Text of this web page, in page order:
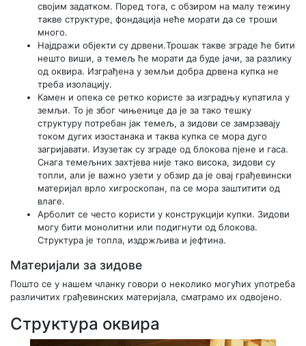
својим задатком. Поред тога, с обзиром на малу тежину
такве структуре, фондација неће морати да се троши
много.
Најдражи објекти су дрвени.Трошак такве зграде ће бити
нешто виши, а темељ ће морати да буде јачи, за разлику
од оквира. Изграђена у земљи добра дрвена купка не
треба изолацију.
Камен и опека се ретко користе за изградњу купатила у
земљи. То је због чињенице да је за тако тешку
структуру потребан јак темељ, а зидови се замрзавају
током дугих изостанака и таква купка се мора дуго
загријавати. Изузетак су зграде од блокова пјене и гаса.
Снага темељних захтјева није тако висока, зидови су
топли, али је важно узети у обзир да је овај грађевински
материјал врло хигроскопан, па се мора заштитити од
влаге.
Арболит се често користи у конструкцији купки. Зидови
могу бити монолитни или подигнути од блокова.
Структура је топла, издржљива и јефтина.
Материјали за зидове
Пошто се у нашем чланку говори о неколико могућих употреба
различитих грађевинских материјала, сматрамо их одвојено.
Структура оквира